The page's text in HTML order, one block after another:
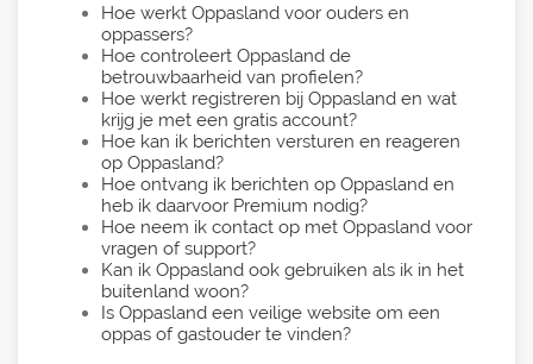
Hoe werkt Oppasland voor ouders en
oppassers?
Hoe controleert Oppasland de
betrouwbaarheid van profielen?
Hoe werkt registreren bij Oppasland en wat
krijg je met een gratis account?
Hoe kan ik berichten versturen en reageren
op Oppasland?
Hoe ontvang ik berichten op Oppasland en
heb ik daarvoor Premium nodig?
Hoe neem ik contact op met Oppasland voor
vragen of support?
Kan ik Oppasland ook gebruiken als ik in het
buitenland woon?
Is Oppasland een veilige website om een
oppas of gastouder te vinden?